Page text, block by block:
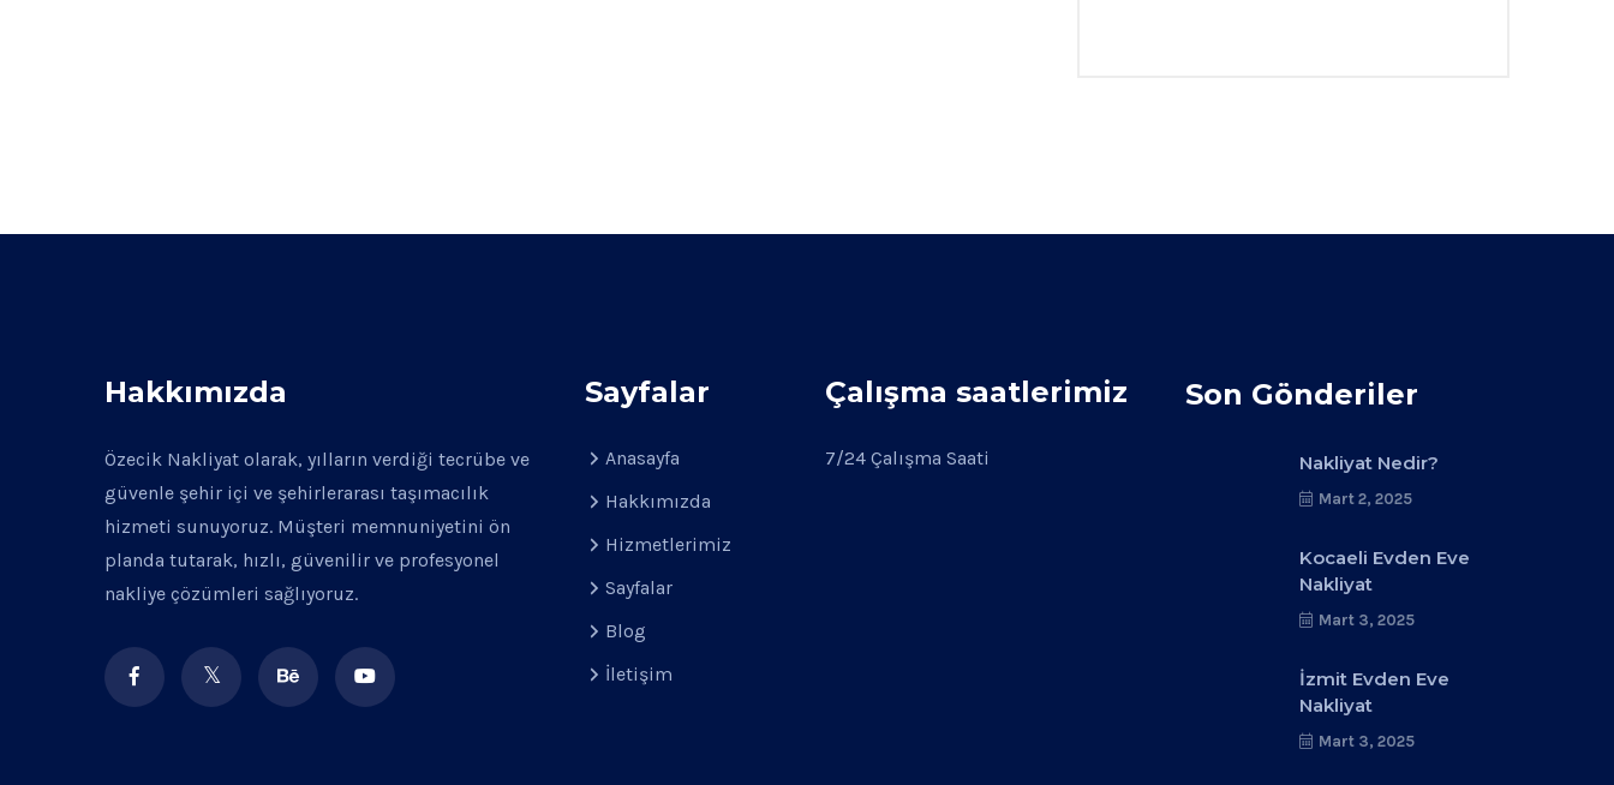
Hakkımızda
Özecik Nakliyat olarak, yılların verdiği tecrübe ve
güvenle şehir içi ve şehirlerarası taşımacılık
hizmeti sunuyoruz. Müşteri memnuniyetini ön
planda tutarak, hızlı, güvenilir ve profesyonel
nakliye çözümleri sağlıyoruz.
Sayfalar
Anasayfa
Hakkımızda
Hizmetlerimiz
Sayfalar
Blog
İletişim
Çalışma saatlerimiz
7/24 Çalışma Saati
Son Gönderiler
Nakliyat Nedir?
Mart 2, 2025
Kocaeli Evden Eve
Nakliyat
Mart 3, 2025
İzmit Evden Eve
Nakliyat
Mart 3, 2025